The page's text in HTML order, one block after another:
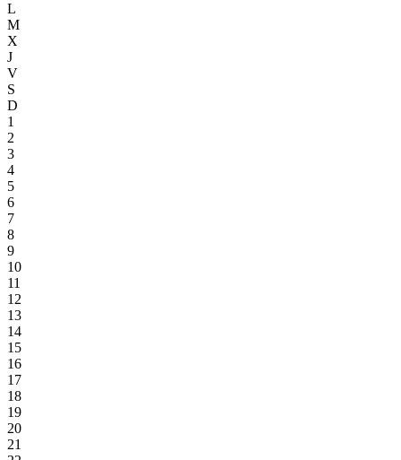
L
M
X
J
V
S
D
1
2
3
4
5
6
7
8
9
10
11
12
13
14
15
16
17
18
19
20
21